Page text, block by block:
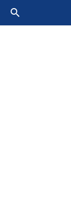
search